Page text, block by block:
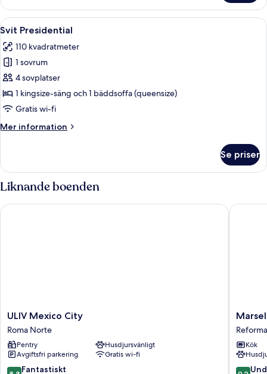
Standard
Öppna
alla
foton
för
Svit
Presidential
Ett modernt loungeområde med ett
13
Svit Presidential
110 kvadratmeter
1 sovrum
4 sovplatser
1 kingsize-säng och 1 bäddsoffa (queensize)
Gratis wi-fi
Mer information
Mer
Presidential
Se priser
Liknande boenden
ULIV
Mexico
City
Roma
Norte
ULIV Mexico City
Roma Norte
Pentry
Husdjursvänligt
Avgiftsfri parkering
Gratis wi-fi
8.8 Fantastiskt
ULIV Mexico City
A
Kukun
Edition
Reforma
Reforma
Kök
9.2